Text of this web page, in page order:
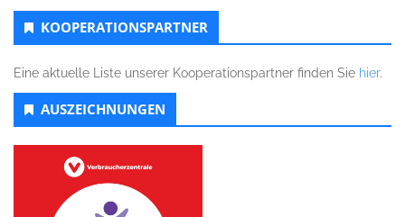
KOOPERATIONSPARTNER
Eine aktuelle Liste unserer Kooperationspartner finden Sie hier.
AUSZEICHNUNGEN